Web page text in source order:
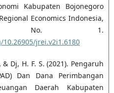
Kabupaten Bojonegoro
Economics Indonesia,
No. 1.
jrei.v2i1.6180
Dj, H. F. S. (2021). Pengaruh
Dan Dana Perimbangan
Daerah Kabupaten